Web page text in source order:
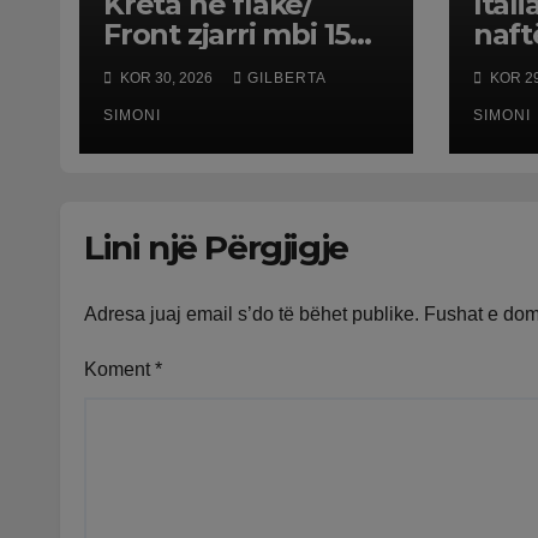
Front zjarri mbi 15
kilometra, mijëra të
evakuuar dhe tre
zjarrfikës të vdekur.
Erërat favorizojnë
KOR 30, 2026 GILBERTA
SIMONI
KOR
SIMONI
Lini një Përgjigje
Adresa juaj email s’do të bëhet publike. Fushat e
Koment *